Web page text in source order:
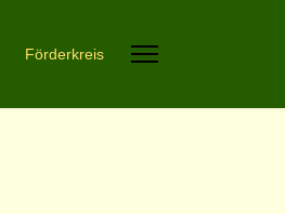
Förderkreis